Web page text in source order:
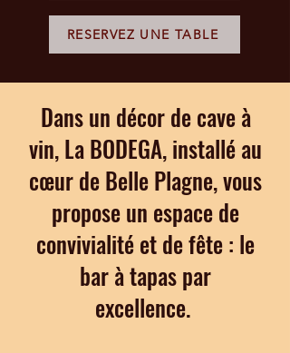
RESERVEZ UNE TABLE
Dans un décor de cave à
vin, La BODEGA, installé au
cœur de Belle Plagne, vous
propose un espace de
convivialité et de fête : le
bar à tapas par
excellence.